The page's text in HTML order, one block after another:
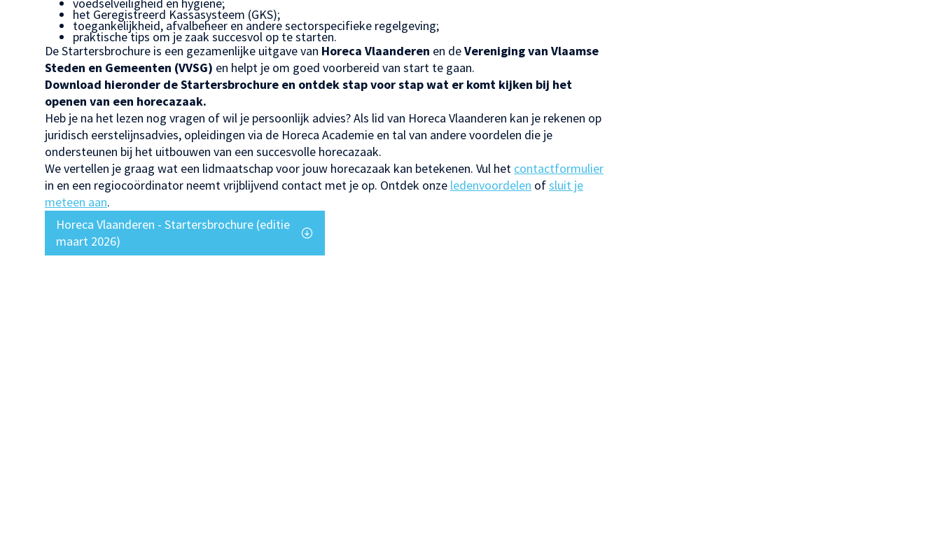
het Geregistreerd Kassasysteem (GKS);
toegankelijkheid, afvalbeheer en andere sectorspecifieke regelgeving;
praktische tips om je zaak succesvol op te starten.
De Startersbrochure is een gezamenlijke uitgave van Horeca Vlaanderen en deVereniging van Vlaamse
Steden en Gemeenten (VVSG) en helpt je om goed voorbereid van start te gaan.
Download hieronder de Startersbrochure en ontdek stap voor stap wat er komt kijken bij het
openen van een horecazaak.
Heb je na het lezen nog vragen of wil je persoonlijk advies? Als lid van Horeca Vlaanderen kan je rekenen op
juridisch eerstelijnsadvies, opleidingen via de Horeca Academie en tal van andere voordelen die je
ondersteunen bij het uitbouwen van een succesvolle horecazaak.
We vertellen je graag wat een lidmaatschap voor jouw horecazaak kan betekenen. Vul het contactformulier
in en een regiocoördinator neemt vrijblijvend contact met je op. Ontdek onze ledenvoordelen ofsluit je
meteen aan.
Horeca Vlaanderen - Startersbrochure (editie
maart 2026)